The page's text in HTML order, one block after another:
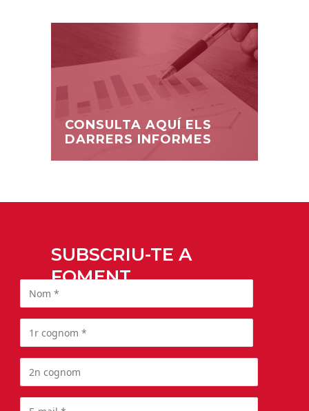
CONSULTA AQUÍ ELS
DARRERS INFORMES
SUBSCRIU-TE A
FOMENT